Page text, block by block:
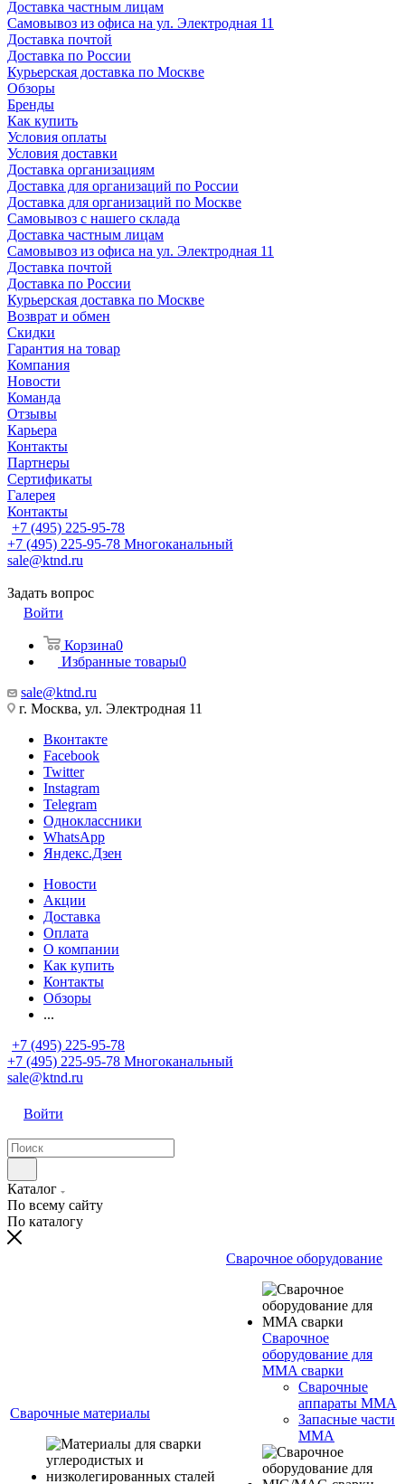
Доставка частным лицам
Самовывоз из офиса на ул. Электродная 11
Доставка почтой
Доставка по России
Курьерская доставка по Москве
Обзоры
Бренды
Как купить
Условия оплаты
Условия доставки
Доставка организациям
Доставка для организаций по России
Доставка для организаций по Москве
Самовывоз с нашего склада
Доставка частным лицам
Самовывоз из офиса на ул. Электродная 11
Доставка почтой
Доставка по России
Курьерская доставка по Москве
Возврат и обмен
Скидки
Гарантия на товар
Компания
Новости
Команда
Отзывы
Карьера
Контакты
Партнеры
Сертификаты
Галерея
Контакты
+7 (495) 225-95-78
+7 (495) 225-95-78 Многоканальный
sale@ktnd.ru
Задать вопрос
Войти
Корзина0
Избранные товары0
sale@ktnd.ru
г. Москва, ул. Электродная 11
Вконтакте
Facebook
Twitter
Instagram
Telegram
Одноклассники
WhatsApp
Яндекс.Дзен
Новости
Акции
Доставка
Оплата
О компании
Как купить
Контакты
Обзоры
...
+7 (495) 225-95-78
+7 (495) 225-95-78 Многоканальный
sale@ktnd.ru
Войти
Каталог
По всему сайту
По каталогу
Сварочные материалы
Сварочное оборудование
Сварочное
оборудование для
MMA сварки
Сварочные
аппараты MMA
Запасные части
MMA